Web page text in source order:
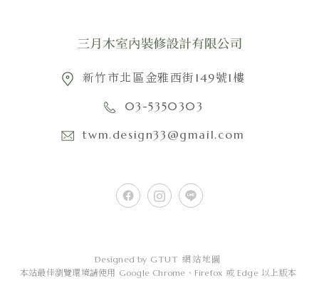
新竹市北區金雅西街149號1樓
03-5350303
twm.design33@gmail.com
Designed by GTUT 網站地圖
本站最佳瀏覽環境請使用 Google Chrome、Firefox 或 Edge 以上版本